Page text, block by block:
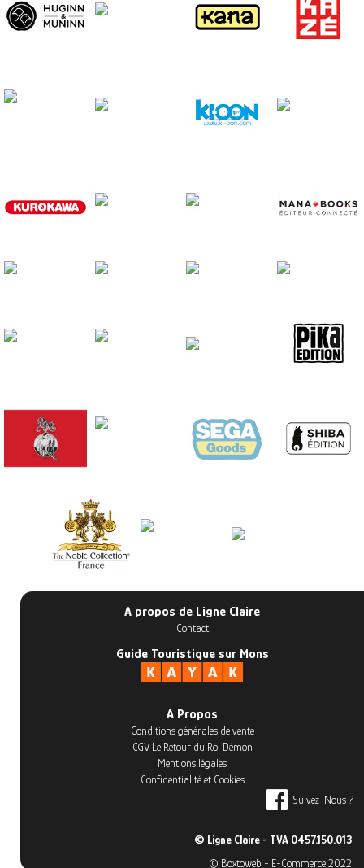
A propos de Ligne Claire
Contact
Guide Touristique sur Mons
A Propos
Conditions générales de vente
CGV Le Retour du Roi Démon
Mentions légales
Confidentialité et Cookies
Suivez-Nous ?
© Ligne Claire - TVA 0457.150.013
© Boxtoweb - E-Commerce 2022